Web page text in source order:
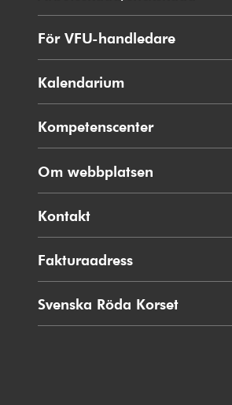
För VFU-handledare
Kalendarium
Kompetenscenter
Om webbplatsen
Kontakt
Fakturaadress
Svenska Röda Korset
i